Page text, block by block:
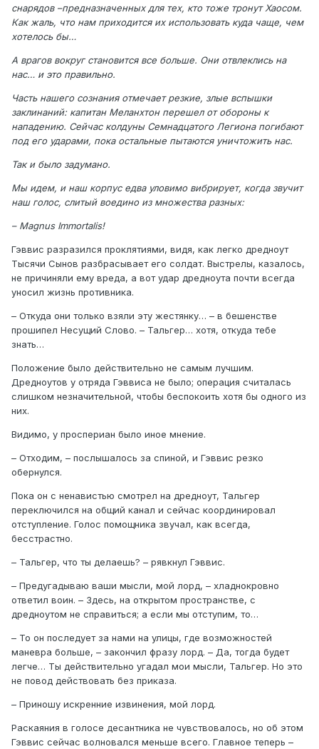
снарядов –предназначенных для тех, кто тоже тронут Хаосом.
Как жаль, что нам приходится их использовать куда чаще, чем
хотелось бы…
А врагов вокруг становится все больше. Они отвлеклись на
нас… и это правильно.
Часть нашего сознания отмечает резкие, злые вспышки
заклинаний: капитан Меланхтон перешел от обороны к
нападению. Сейчас колдуны Семнадцатого Легиона погибают
под его ударами, пока остальные пытаются уничтожить нас.
Так и было задумано.
Мы идем, и наш корпус едва уловимо вибрирует, когда звучит
наш голос, слитый воедино из множества разных:
– Magnus Immortalis!
Гэввис разразился проклятиями, видя, как легко дредноут
Тысячи Сынов разбрасывает его солдат. Выстрелы, казалось,
не причиняли ему вреда, а вот удар дредноута почти всегда
уносил жизнь противника.
– Откуда они только взяли эту жестянку… – в бешенстве
прошипел Несущий Слово. – Тальгер… хотя, откуда тебе
знать…
Положение было действительно не самым лучшим.
Дредноутов у отряда Гэввиса не было; операция считалась
слишком незначительной, чтобы беспокоить хотя бы одного из
них.
Видимо, у проспериан было иное мнение.
– Отходим, – послышалось за спиной, и Гэввис резко
обернулся.
Пока он с ненавистью смотрел на дредноут, Тальгер
переключился на общий канал и сейчас координировал
отступление. Голос помощника звучал, как всегда,
бесстрастно.
– Тальгер, что ты делаешь? – рявкнул Гэввис.
– Предугадываю ваши мысли, мой лорд, – хладнокровно
ответил воин. – Здесь, на открытом пространстве, с
дредноутом не справиться; а если мы отступим, то…
– То он последует за нами на улицы, где возможностей
маневра больше, – закончил фразу лорд. – Да, тогда будет
легче… Ты действительно угадал мои мысли, Тальгер. Но это
не повод действовать без приказа.
– Приношу искренние извинения, мой лорд.
Раскаяния в голосе десантника не чувствовалось, но об этом
Гэввис сейчас волновался меньше всего. Главное теперь –